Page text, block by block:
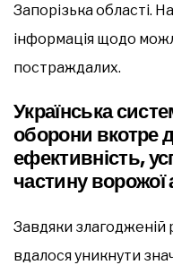
Запорізька області.
інформація щодо
постраждалих.
Українська
оборони вкотре
ефективність,
частину ворожої
Завдяки злагодженій
вдалося уникнути